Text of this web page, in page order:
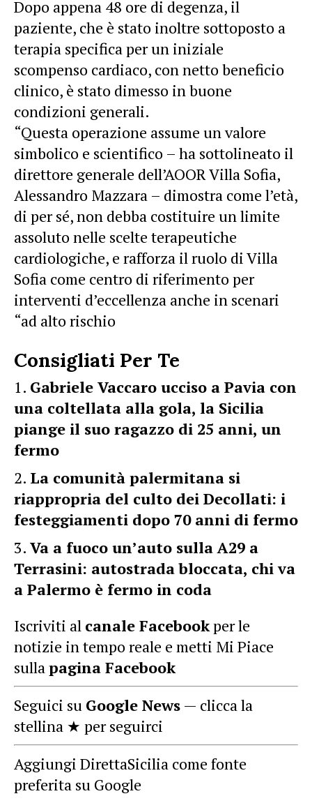
Dopo appena 48 ore di degenza, il
paziente, che è stato inoltre sottoposto a
terapia specifica per un iniziale
scompenso cardiaco, con netto beneficio
clinico, è stato dimesso in buone
condizioni generali.
“Questa operazione assume un valore
simbolico e scientifico – ha sottolineato il
direttore generale dell’AOOR Villa Sofia,
Alessandro Mazzara – dimostra come l’età,
di per sé, non debba costituire un limite
assoluto nelle scelte terapeutiche
cardiologiche, e rafforza il ruolo di Villa
Sofia come centro di riferimento per
interventi d’eccellenza anche in scenari
“ad alto rischio
Consigliati Per Te
Gabriele Vaccaro ucciso a Pavia con
una coltellata alla gola, la Sicilia
piange il suo ragazzo di 25 anni, un
fermo
La comunità palermitana si
riappropria del culto dei Decollati: i
festeggiamenti dopo 70 anni di fermo
Va a fuoco un’auto sulla A29 a
Terrasini: autostrada bloccata, chi va
a Palermo è fermo in coda
Iscriviti al canale Facebookper le
notizie in tempo reale e metti Mi Piace
sullapagina Facebook
Seguici su Google News — clicca la
stellina ★ per seguirci
Aggiungi DirettaSicilia come fonte
preferita su Google